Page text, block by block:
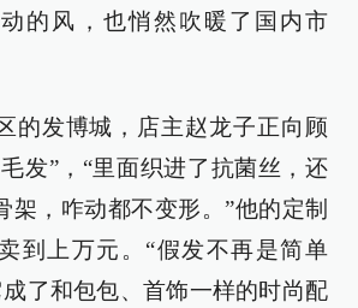
的风，也悄然吹暖了国内市
的发博城，店主赵龙子正向顾
发”，“里面织进了抗菌丝，还
架，咋动都不变形。”他的定制
到上万元。“假发不再是简单
成了和包包、首饰一样的时尚配